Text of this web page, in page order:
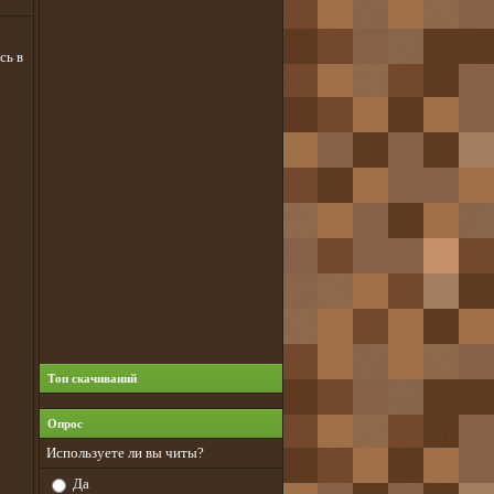
Топ скачиваний
Опрос
Используете ли вы читы?
Да
в